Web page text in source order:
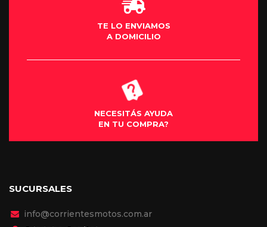
TE LO ENVIAMOS
A DOMICILIO
NECESITÁS AYUDA
EN TU COMPRA?
SUCURSALES
info@corrientesmotos.com.ar